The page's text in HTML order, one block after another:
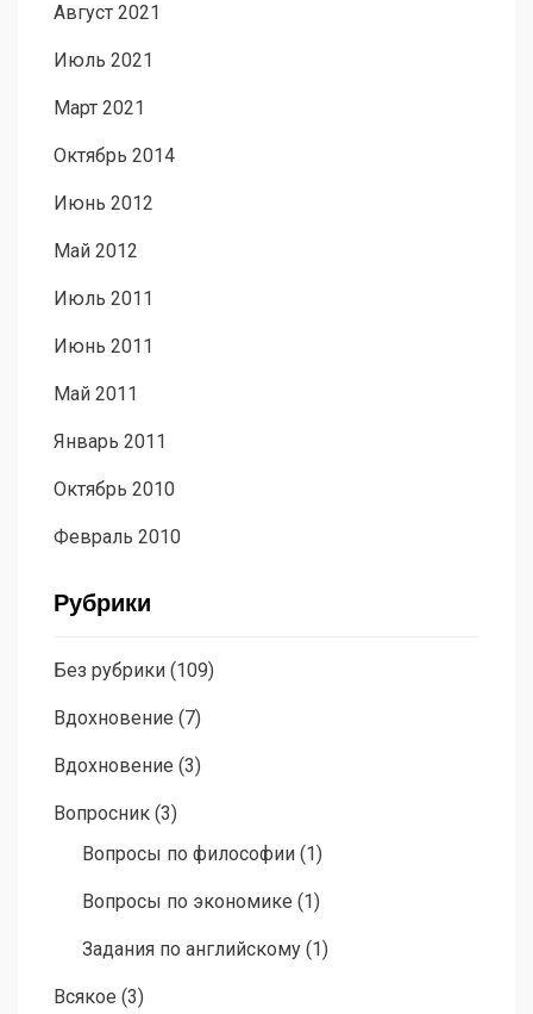
Август 2021
Июль 2021
Март 2021
Октябрь 2014
Июнь 2012
Май 2012
Июль 2011
Июнь 2011
Май 2011
Январь 2011
Октябрь 2010
Февраль 2010
Рубрики
Без рубрики (109)
Вдохновение (7)
Вдохновение (3)
Вопросник (3)
Вопросы по философии (1)
Вопросы по экономике (1)
Задания по английскому (1)
Всякое (3)